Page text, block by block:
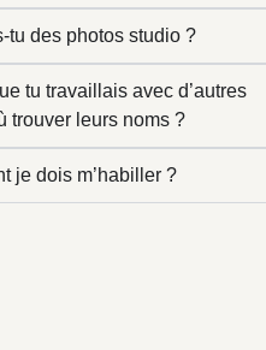
tu des photos studio ?
tu travaillais avec d’autres
trouver leurs noms ?
je dois m’habiller ?